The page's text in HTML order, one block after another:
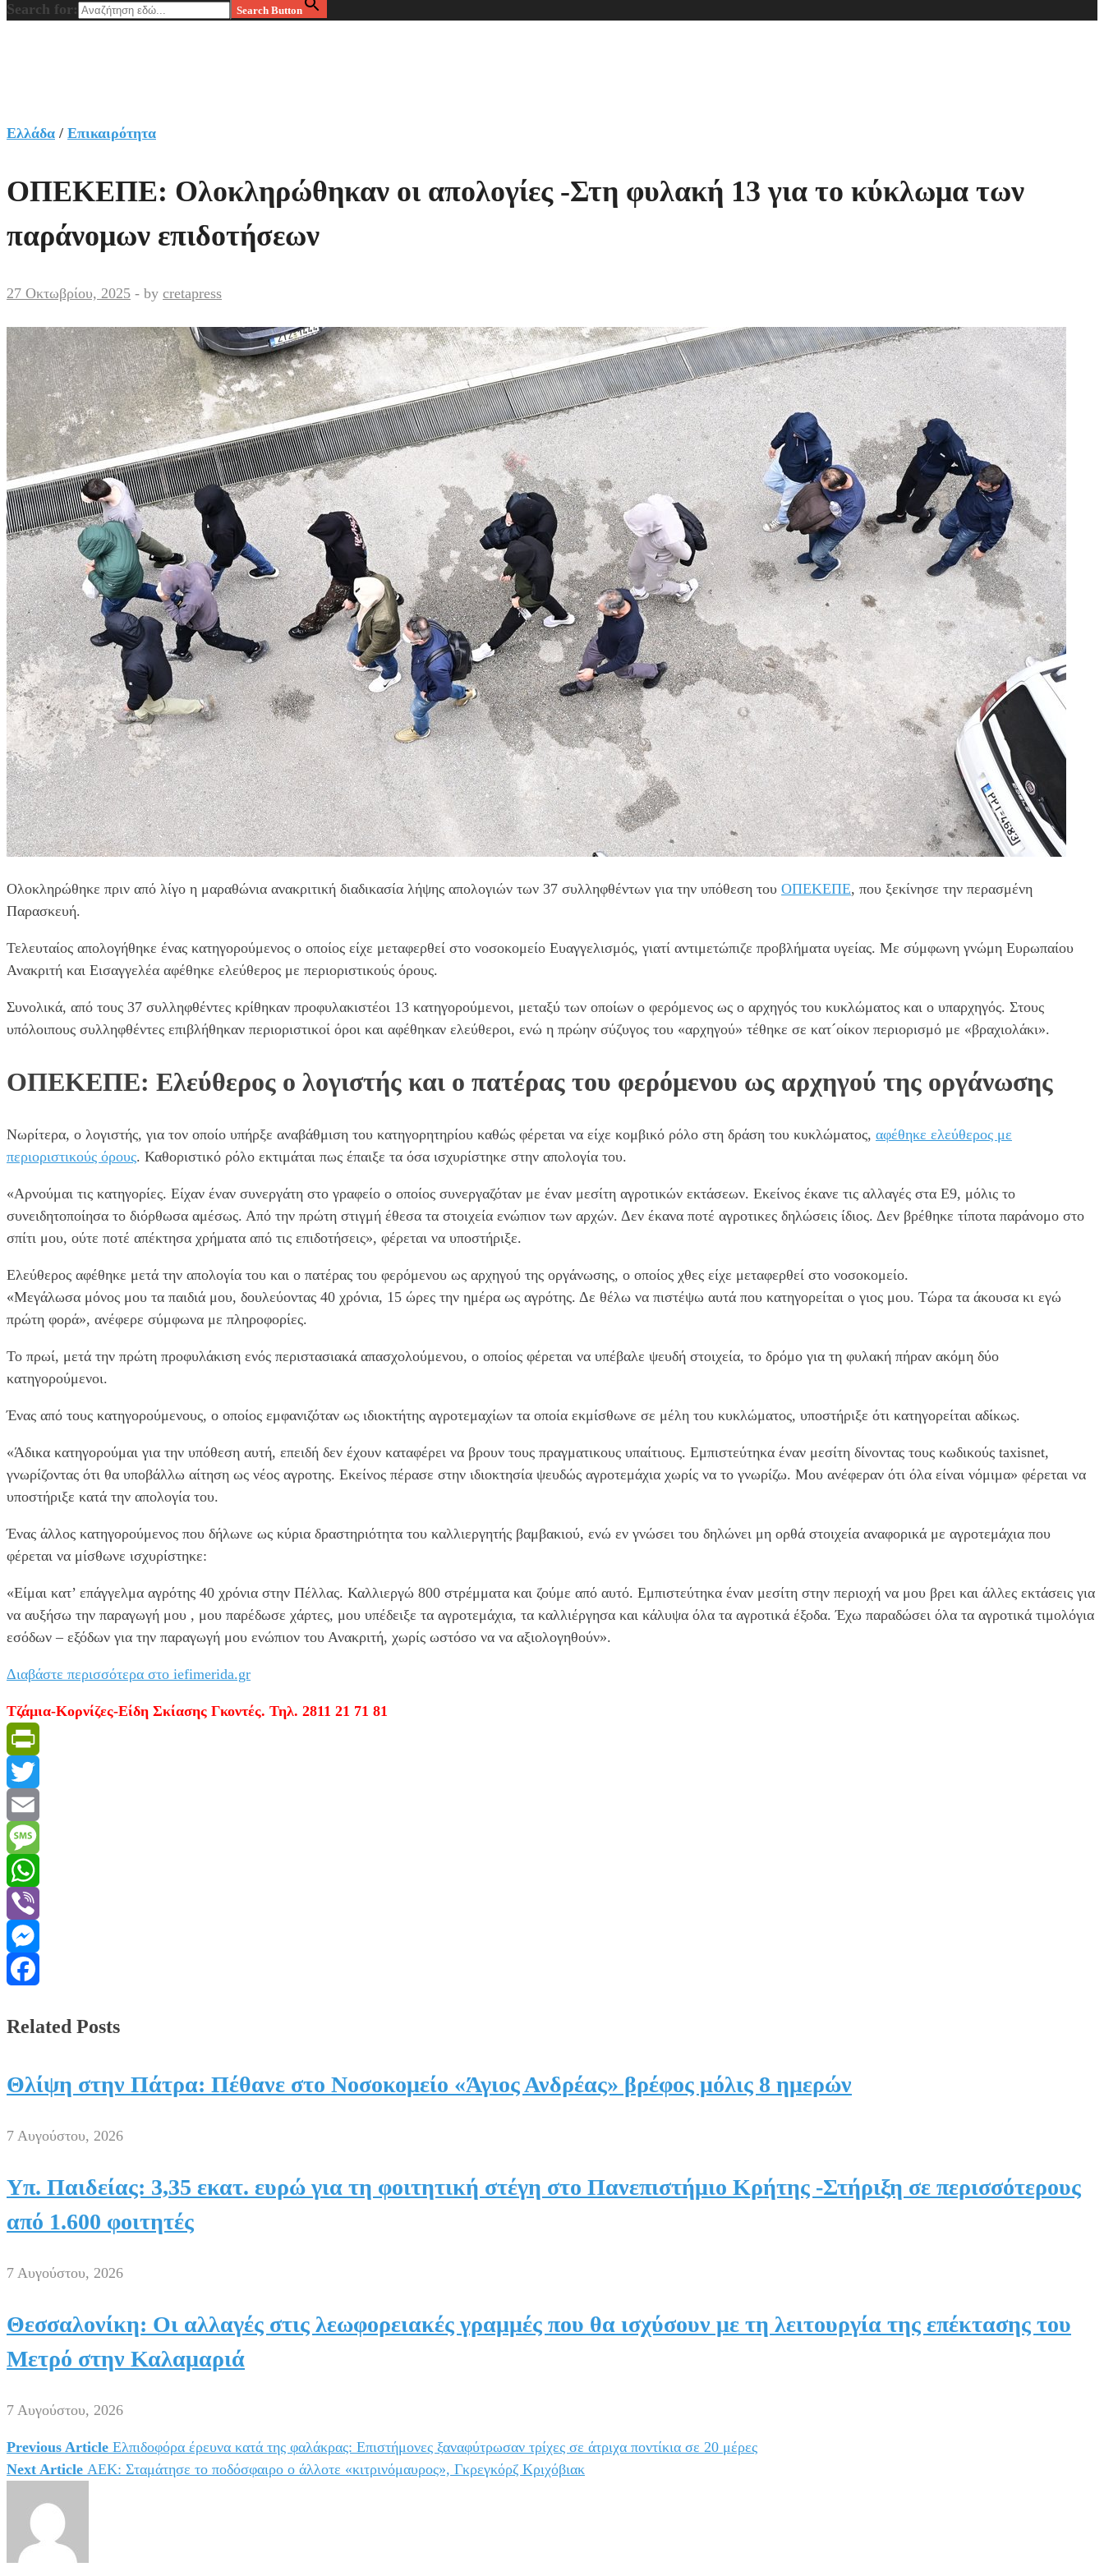
Search for: Search Button
Ελλάδα / Επικαιρότητα
ΟΠΕΚΕΠΕ: Ολοκληρώθηκαν οι απολογίες -Στη φυλακή 13 για το κύκλωμα των
παράνομων επιδοτήσεων
27 Οκτωβρίου, 2025 - by cretapress
Ολοκληρώθηκε πριν από λίγο η μαραθώνια ανακριτική διαδικασία λήψης απολογιών των 37 συλληφθέντων για την υπόθεση του ΟΠΕΚΕΠΕ, που ξεκίνησε την περασμένη
Παρασκευή.
Τελευταίος απολογήθηκε ένας κατηγορούμενος ο οποίος είχε μεταφερθεί στο νοσοκομείο Ευαγγελισμός, γιατί αντιμετώπιζε προβλήματα υγείας. Με σύμφωνη γνώμη Ευρωπαίου
Ανακριτή και Εισαγγελέα αφέθηκε ελεύθερος με περιοριστικούς όρους.
Συνολικά, από τους 37 συλληφθέντες κρίθηκαν προφυλακιστέοι 13 κατηγορούμενοι, μεταξύ των οποίων ο φερόμενος ως ο αρχηγός του κυκλώματος και ο υπαρχηγός. Στους
υπόλοιπους συλληφθέντες επιβλήθηκαν περιοριστικοί όροι και αφέθηκαν ελεύθεροι, ενώ η πρώην σύζυγος του «αρχηγού» τέθηκε σε κατ´οίκον περιορισμό με «βραχιολάκι».
ΟΠΕΚΕΠΕ: Ελεύθερος ο λογιστής και ο πατέρας του φερόμενου ως αρχηγού της οργάνωσης
Νωρίτερα, ο λογιστής, για τον οποίο υπήρξε αναβάθμιση του κατηγορητηρίου καθώς φέρεται να είχε κομβικό ρόλο στη δράση του κυκλώματος, αφέθηκε ελεύθερος με
περιοριστικούς όρους. Καθοριστικό ρόλο εκτιμάται πως έπαιξε τα όσα ισχυρίστηκε στην απολογία του.
«Αρνούμαι τις κατηγορίες. Είχαν έναν συνεργάτη στο γραφείο ο οποίος συνεργαζόταν με έναν μεσίτη αγροτικών εκτάσεων. Εκείνος έκανε τις αλλαγές στα Ε9, μόλις το
συνειδητοποίησα το διόρθωσα αμέσως. Από την πρώτη στιγμή έθεσα τα στοιχεία ενώπιον των αρχών. Δεν έκανα ποτέ αγροτικες δηλώσεις ίδιος. Δεν βρέθηκε τίποτα παράνομο στο
σπίτι μου, ούτε ποτέ απέκτησα χρήματα από τις επιδοτήσεις», φέρεται να υποστήριξε.
Ελεύθερος αφέθηκε μετά την απολογία του και ο πατέρας του φερόμενου ως αρχηγού της οργάνωσης, ο οποίος χθες είχε μεταφερθεί στο νοσοκομείο.
«Μεγάλωσα μόνος μου τα παιδιά μου, δουλεύοντας 40 χρόνια, 15 ώρες την ημέρα ως αγρότης. Δε θέλω να πιστέψω αυτά που κατηγορείται ο γιος μου. Τώρα τα άκουσα κι εγώ
πρώτη φορά», ανέφερε σύμφωνα με πληροφορίες.
Το πρωί, μετά την πρώτη προφυλάκιση ενός περιστασιακά απασχολούμενου, ο οποίος φέρεται να υπέβαλε ψευδή στοιχεία, το δρόμο για τη φυλακή πήραν ακόμη δύο
κατηγορούμενοι.
Ένας από τους κατηγορούμενους, ο οποίος εμφανιζόταν ως ιδιοκτήτης αγροτεμαχίων τα οποία εκμίσθωνε σε μέλη του κυκλώματος, υποστήριξε ότι κατηγορείται αδίκως.
«Άδικα κατηγορούμαι για την υπόθεση αυτή, επειδή δεν έχουν καταφέρει να βρουν τους πραγματικους υπαίτιους. Εμπιστεύτηκα έναν μεσίτη δίνοντας τους κωδικούς taxisnet,
γνωρίζοντας ότι θα υποβάλλω αίτηση ως νέος αγροτης. Εκείνος πέρασε στην ιδιοκτησία ψευδώς αγροτεμάχια χωρίς να το γνωρίζω. Μου ανέφεραν ότι όλα είναι νόμιμα» φέρεται να
υποστήριξε κατά την απολογία του.
Ένας άλλος κατηγορούμενος που δήλωνε ως κύρια δραστηριότητα του καλλιεργητής βαμβακιού, ενώ εν γνώσει του δηλώνει μη ορθά στοιχεία αναφορικά με αγροτεμάχια που
φέρεται να μίσθωνε ισχυρίστηκε:
«Είμαι κατ’ επάγγελμα αγρότης 40 χρόνια στην Πέλλας. Καλλιεργώ 800 στρέμματα και ζούμε από αυτό. Εμπιστεύτηκα έναν μεσίτη στην περιοχή να μου βρει και άλλες εκτάσεις για
να αυξήσω την παραγωγή μου , μου παρέδωσε χάρτες, μου υπέδειξε τα αγροτεμάχια, τα καλλιέργησα και κάλυψα όλα τα αγροτικά έξοδα. Έχω παραδώσει όλα τα αγροτικά τιμολόγια
εσόδων – εξόδων για την παραγωγή μου ενώπιον του Ανακριτή, χωρίς ωστόσο να να αξιολογηθούν».
Διαβάστε περισσότερα στο iefimerida.gr
Τζάμια-Κορνίζες-Είδη Σκίασης Γκοντές. Τηλ. 2811 21 71 81
PrintFriendly
Twitter
Email
Message
WhatsApp
Viber
Messenger
Related Posts
Θλίψη στην Πάτρα: Πέθανε στο Νοσοκομείο «Άγιος Ανδρέας» βρέφος μόλις 8 ημερών
7 Αυγούστου, 2026
Υπ. Παιδείας: 3,35 εκατ. ευρώ για τη φοιτητική στέγη στο Πανεπιστήμιο Κρήτης -Στήριξη σε περισσότερους
από 1.600 φοιτητές
7 Αυγούστου, 2026
Θεσσαλονίκη: Οι αλλαγές στις λεωφορειακές γραμμές που θα ισχύσουν με τη λειτουργία της επέκτασης του
Μετρό στην Καλαμαριά
7 Αυγούστου, 2026
Πλοήγηση
Previous Article Ελπιδοφόρα έρευνα κατά της φαλάκρας: Επιστήμονες ξαναφύτρωσαν τρίχες σε άτριχα ποντίκια σε 20 μέρες
Next Article ΑΕΚ: Σταμάτησε το ποδόσφαιρο ο άλλοτε «κιτρινόμαυρος», Γκρεγκόρζ Κριχόβιακ